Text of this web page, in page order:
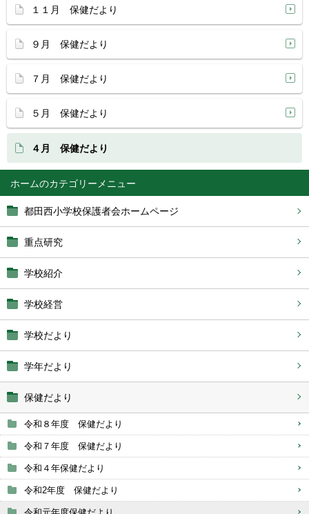
ホーム
都田西小学校保護者会ホームページ
重点研究
学校紹介
学校経営
学校だより
学年だより
保健だより
令和８年度 保健だより
令和７年度 保健だより
令和４年保健だより
令和2年度 保健だより
１１月 保健だより
９月 保健だより
７月 保健だより
５月 保健だより
４月 保健だより